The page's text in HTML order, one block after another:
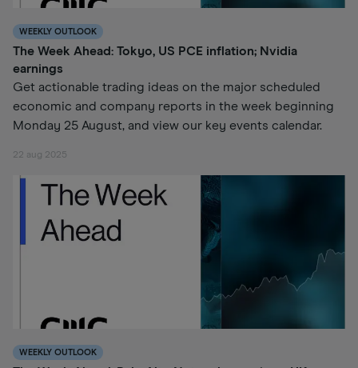
WEEKLY OUTLOOK
The Week Ahead: Tokyo, US PCE inflation; Nvidia
earnings
Get actionable trading ideas on the major scheduled
economic and company reports in the week beginning
Monday 25 August, and view our key events calendar.
22 aug 2025
WEEKLY OUTLOOK